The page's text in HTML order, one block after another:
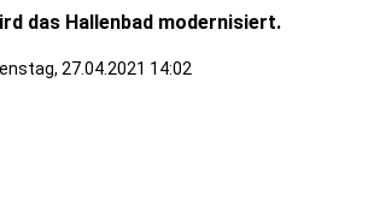
das Hallenbad modernisiert.
27.04.2021 14:02